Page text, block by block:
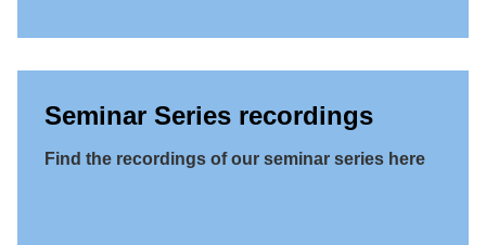
Seminar Series recordings
Find the recordings of our seminar series here